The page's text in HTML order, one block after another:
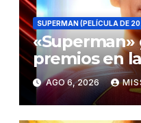
SUPERMAN (PELÍCULA DE
«Superman»
premios en
de los Critics
Awards
AGO 6, 2026